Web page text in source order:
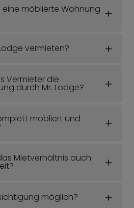
möblierte Wohnung
vermieten?
Vermieter die
durch Mr. Lodge?
möbliert und
Mietverhältnis auch
möglich?